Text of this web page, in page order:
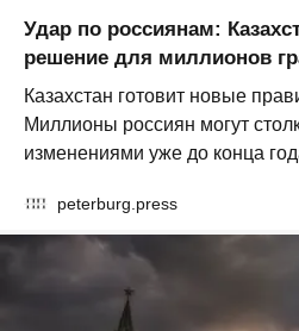
Удар по россиянам:
решение для миллионов
Казахстан готовит новые
Миллионы россиян могут
изменениями уже до конца
peterburg.press